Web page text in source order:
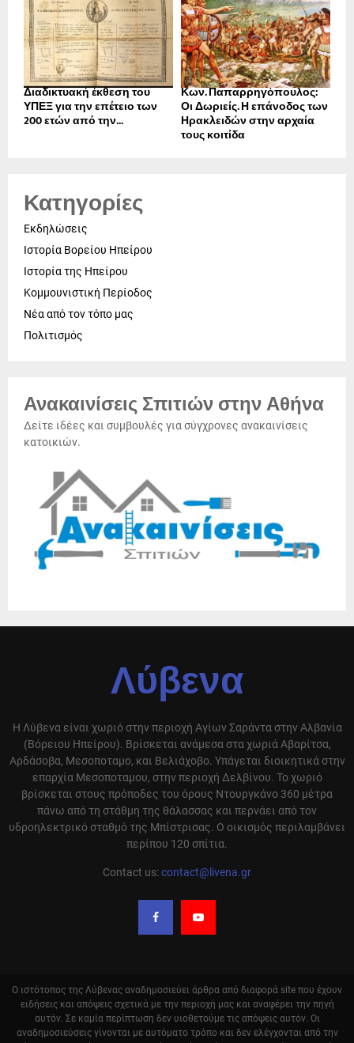
Διαδικτυακή έκθεση του
ΥΠΕΞ για την επέτειο των
200 ετών από την...
Κων. Παπαρρηγόπουλος:
Οι Δωριείς. Η επάνοδος των
Ηρακλειδών στην αρχαία
τους κοιτίδα
Κατηγορίες
Εκδηλώσεις
Ιστορία Βορείου Ηπείρου
Ιστορία της Ηπείρου
Κομμουνιστική Περίοδος
Νέα από τον τόπο μας
Πολιτισμός
Ανακαινίσεις Σπιτιών στην Αθήνα
Δείτε ιδέες και συμβουλές για σύγχρονες ανακαινίσεις
κατοικιών.
Λύβενα
Η Λύβενα είναι χωριό στην περιοχή Αγίων Σαράντα στην Αλβανία
(Βόρειου Ηπείρου). Βρίσκεται ανάμεσα στα χωριά Αβαρίτσα,
Αρδάσοβα, Μεσοποταμο, και Βελιάχοβο. Υπάγεται διοικητικά στην
επαρχία Μεσοποταμου, στην περιοχή Δελβίνου. Το χωριό
βρίσκεται στους πρόποδες του όρους Ντουργκάνο 360 μέτρα
πάνω από τη στάθμη της θάλασσας και περνάει από τον
υδροηλεκτρικό σταθμό της Μπίστρισας. Ο οικισμός περιλαμβάνει
περίπου 120 σπίτια.
Contact us:contact@livena.gr
Ο ιστότοπος της Λύβενας αναδημοσιεύει άρθρα από διαφορά site που έχουν
ειδήσεις και απόψεις σχετικά με την περιοχή μας και αναφέρει την πηγή
αυτόν. Σε καμία περίπτωση δεν υιοθετούμε τις απόψεις αυτόν. Οι
αναδημοσιεύσεις γίνονται με αυτόματο τρόπο και δεν ελέγχονται από την